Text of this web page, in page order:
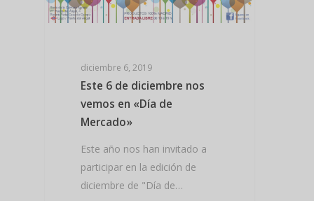
diciembre 6, 2019
Este 6 de diciembre nos
vemos en «Día de
Mercado»
Este año nos han invitado a
participar en la edición de
diciembre de "Día de…